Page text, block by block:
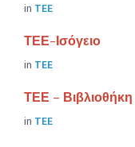
in ΤΕΕ
ΤΕΕ-Ισόγειο
in ΤΕΕ
ΤΕΕ – Βιβλιοθήκη
in ΤΕΕ